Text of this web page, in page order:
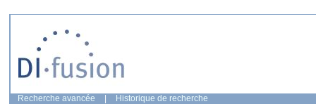
Recherche avancée Historique de recherche